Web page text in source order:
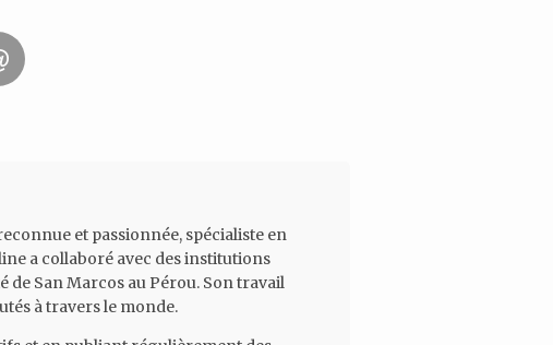
et passionnée, spécialiste en
a collaboré avec des institutions
de San Marcos au Pérou. Son travail
à travers le monde.